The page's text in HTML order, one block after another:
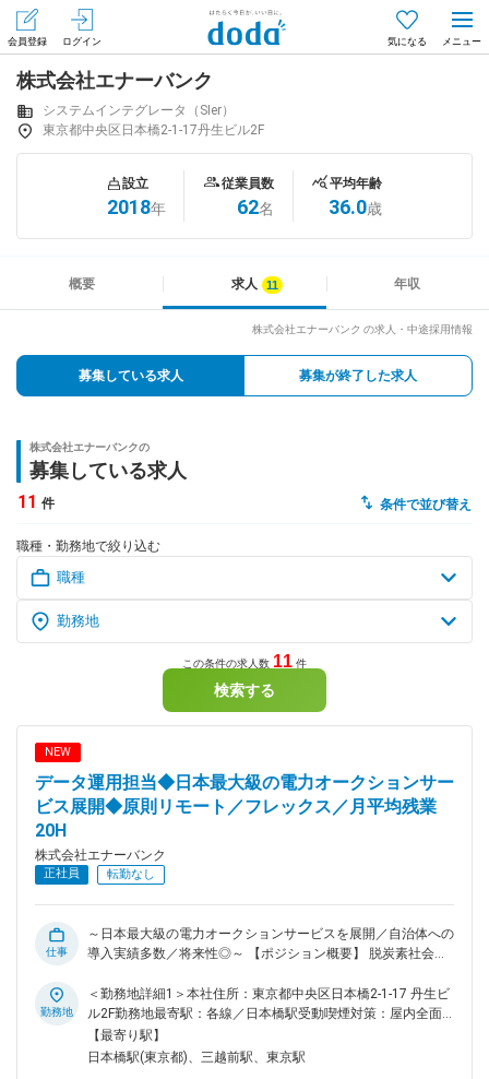
会員登録 ログイン 気になる
会員登録（無料）
はじめてdodaをご利用される方へ
求人を紹介してもらう
知りたい・聞きたい
専門サイト
対応時間：10:00～22:00(日曜・年末年始を除く)
自動案内は24時間365日対応
転職の「モヤモヤ」、一人で悩まず
気軽に相談してみませんか？
dodaの使い方は？
ヘルプ
株式会社エナーバンク
システムインテグレータ（SIer）
東京都中央区日本橋2-1-17丹生ビル2F
設立
2018年
従業員数
62名
平均年齢
36.0歳
概要 求人 年収
株式会社エナーバンク の求人・中途採用情報
募集している求人 募集が終了した求人
株式会社エナーバンクの
募集している求人
11 件 条件で並び替え
職種・勤務地で絞り込む
この条件の求人数 11 件
検索する
NEW
データ運用担当◆日本最大級の電力オークションサー
ビス展開◆原則リモート／フレックス／月平均残業
20H
株式会社エナーバンク
正社員 転勤なし
仕事
～日本最大級の電力オークションサービスを展開／自治体への
導入実績多数／将来性◎～ 【ポジション概要】 脱炭素社会の
経てIPOに向けてスケールフェーズに突入する今、事業を支え
るデータ基盤の重要性はますます高まっています。 急速に拡
大するビジネスの中で、データを正確に扱い、プロダクトの品
質を維持・向上させることは、会社の成長を支える上で欠かせ
勤務地
＜勤務地詳細1＞本社住所：東京都中央区日本橋2-1-17 丹生ビ
ル2F勤務地最寄駅：各線／日本橋駅受動喫煙対策：屋内全面
禁煙＜勤務地詳細2＞シェアオフィス（青山一丁目）住所：東
京都 受動喫煙対策：屋内全面禁煙＜勤務地詳細3＞シェアオフ
【最寄り駅】
日本橋駅(東京都)、三越前駅、東京駅